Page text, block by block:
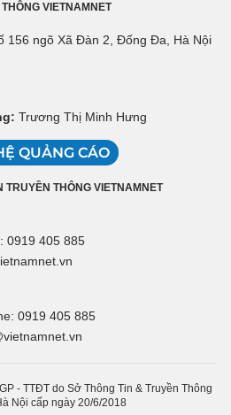
VIETNAMNET
156 ngõ Xã Đàn 2, Đống Đa, Hà Nội
Trương Thị Minh Hưng
QUẢNG CÁO
TRUYỀN THÔNG VIETNAMNET
0919 405 885
0919 405 885
- TTĐT do Sở Thông Tin & Truyền Thông
Nội cấp ngày 20/6/2018